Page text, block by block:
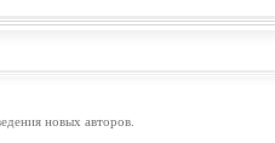
новых авторов.